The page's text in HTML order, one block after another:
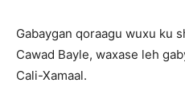
Gabaygan qoraagu wuxu ku
Cawad Bayle, waxase leh
Cali-Xamaal.